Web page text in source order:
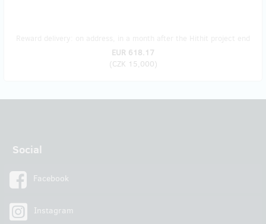
EUR 618.17
(CZK 15,000)
Social
Facebook
Instagram